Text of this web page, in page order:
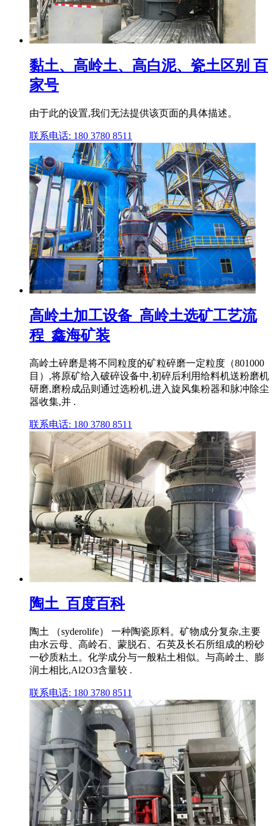
黏土、高岭土、高白泥、瓷土区别 百
家号
由于此的设置,我们无法提供该页面的具体描述。
联系电话: 180 3780 8511
高岭土加工设备_高岭土选矿工艺流
程_鑫海矿装
高岭土碎磨是将不同粒度的矿粒碎磨一定粒度（801000
目）,将原矿给入破碎设备中,初碎后利用给料机送粉磨机
研磨,磨粉成品则通过选粉机,进入旋风集粉器和脉冲除尘
器收集,并 .
联系电话: 180 3780 8511
陶土_百度百科
陶土 （syderolife） 一种陶瓷原料。矿物成分复杂,主要
由水云母、高岭石、蒙脱石、石英及长石所组成的粉砂
一砂质粘土。化学成分与一般粘土相似。与高岭土、膨
润土相比,Al2O3含量较 .
联系电话: 180 3780 8511